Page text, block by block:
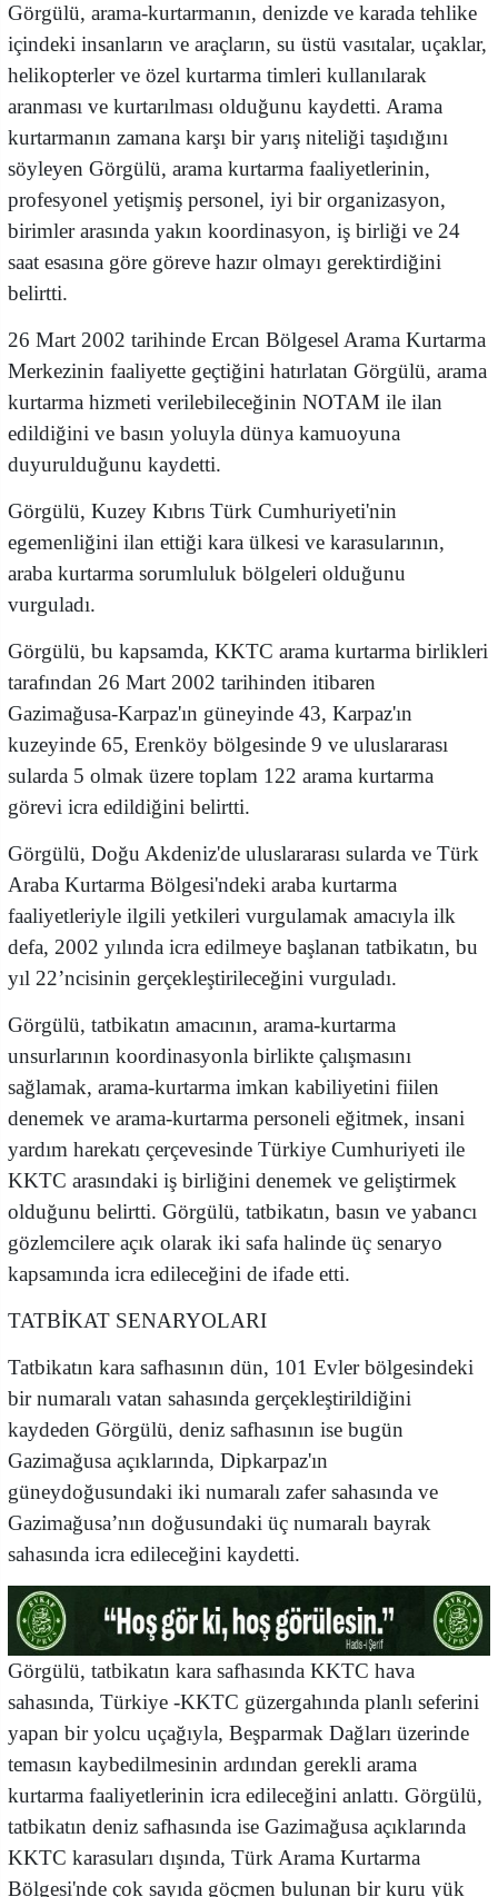
Görgülü, arama-kurtarmanın, denizde ve karada tehlike
içindeki insanların ve araçların, su üstü vasıtalar, uçaklar,
helikopterler ve özel kurtarma timleri kullanılarak
aranması ve kurtarılması olduğunu kaydetti. Arama
kurtarmanın zamana karşı bir yarış niteliği taşıdığını
söyleyen Görgülü, arama kurtarma faaliyetlerinin,
profesyonel yetişmiş personel, iyi bir organizasyon,
birimler arasında yakın koordinasyon, iş birliği ve 24
saat esasına göre göreve hazır olmayı gerektirdiğini
belirtti.
26 Mart 2002 tarihinde Ercan Bölgesel Arama Kurtarma
Merkezinin faaliyette geçtiğini hatırlatan Görgülü, arama
kurtarma hizmeti verilebileceğinin NOTAM ile ilan
edildiğini ve basın yoluyla dünya kamuoyuna
duyurulduğunu kaydetti.
Görgülü, Kuzey Kıbrıs Türk Cumhuriyeti'nin
egemenliğini ilan ettiği kara ülkesi ve karasularının,
araba kurtarma sorumluluk bölgeleri olduğunu
vurguladı.
Görgülü, bu kapsamda, KKTC arama kurtarma birlikleri
tarafından 26 Mart 2002 tarihinden itibaren
Gazimağusa-Karpaz'ın güneyinde 43, Karpaz'ın
kuzeyinde 65, Erenköy bölgesinde 9 ve uluslararası
sularda 5 olmak üzere toplam 122 arama kurtarma
görevi icra edildiğini belirtti.
Görgülü, Doğu Akdeniz'de uluslararası sularda ve Türk
Araba Kurtarma Bölgesi'ndeki araba kurtarma
faaliyetleriyle ilgili yetkileri vurgulamak amacıyla ilk
defa, 2002 yılında icra edilmeye başlanan tatbikatın, bu
yıl 22’ncisinin gerçekleştirileceğini vurguladı.
Görgülü, tatbikatın amacının, arama-kurtarma
unsurlarının koordinasyonla birlikte çalışmasını
sağlamak, arama-kurtarma imkan kabiliyetini fiilen
denemek ve arama-kurtarma personeli eğitmek, insani
yardım harekatı çerçevesinde Türkiye Cumhuriyeti ile
KKTC arasındaki iş birliğini denemek ve geliştirmek
olduğunu belirtti. Görgülü, tatbikatın, basın ve yabancı
gözlemcilere açık olarak iki safa halinde üç senaryo
kapsamında icra edileceğini de ifade etti.
TATBİKAT SENARYOLARI
Tatbikatın kara safhasının dün, 101 Evler bölgesindeki
bir numaralı vatan sahasında gerçekleştirildiğini
kaydeden Görgülü, deniz safhasının ise bugün
Gazimağusa açıklarında, Dipkarpaz'ın
güneydoğusundaki iki numaralı zafer sahasında ve
Gazimağusa’nın doğusundaki üç numaralı bayrak
sahasında icra edileceğini kaydetti.
Görgülü, tatbikatın kara safhasında KKTC hava
sahasında, Türkiye -KKTC güzergahında planlı seferini
yapan bir yolcu uçağıyla, Beşparmak Dağları üzerinde
temasın kaybedilmesinin ardından gerekli arama
kurtarma faaliyetlerinin icra edileceğini anlattı. Görgülü,
tatbikatın deniz safhasında ise Gazimağusa açıklarında
KKTC karasuları dışında, Türk Arama Kurtarma
Bölgesi'nde çok sayıda göçmen bulunan bir kuru yük